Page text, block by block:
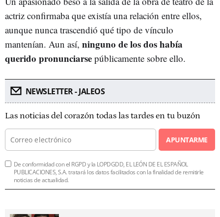
actriz confirmaba que existía una relación entre ellos,
aunque nunca trascendió qué tipo de vínculo
mantenían. Aun así, ninguno de los dos había
querido pronunciarse públicamente sobre ello.
NEWSLETTER - JALEOS
Las noticias del corazón todas las tardes en tu buzón
APUNTARME
De conformidad con el RGPD y la LOPDGDD, EL LEÓN DE EL ESPAÑOL
PUBLICACIONES, S.A. tratará los datos facilitados con la finalidad de remitirle
noticias de actualidad.